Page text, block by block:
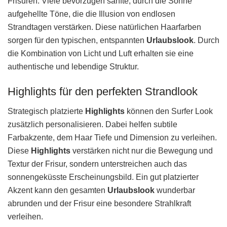
aufgehellte Töne, die die Illusion von endlosen
Strandtagen verstärken. Diese natürlichen Haarfarben
sorgen für den typischen, entspannten Urlaubslook. Durch
die Kombination von Licht und Luft erhalten sie eine
authentische und lebendige Struktur.
Highlights für den perfekten Strandlook
Strategisch platzierte Highlights können den Surfer Look
zusätzlich personalisieren. Dabei helfen subtile
Farbakzente, dem Haar Tiefe und Dimension zu verleihen.
Diese Highlights verstärken nicht nur die Bewegung und
Textur der Frisur, sondern unterstreichen auch das
sonnengeküsste Erscheinungsbild. Ein gut platzierter
Akzent kann den gesamten Urlaubslook wunderbar
abrunden und der Frisur eine besondere Strahlkraft
verleihen.